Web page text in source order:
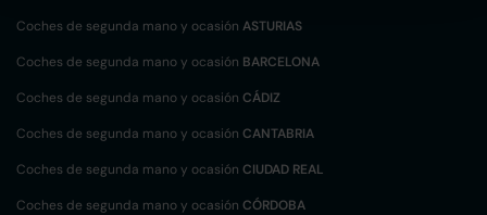
Coches de segunda mano y ocasión ASTURIAS
Coches de segunda mano y ocasión BARCELONA
Coches de segunda mano y ocasión CÁDIZ
Coches de segunda mano y ocasión CANTABRIA
Coches de segunda mano y ocasión CIUDAD REAL
Coches de segunda mano y ocasión CÓRDOBA